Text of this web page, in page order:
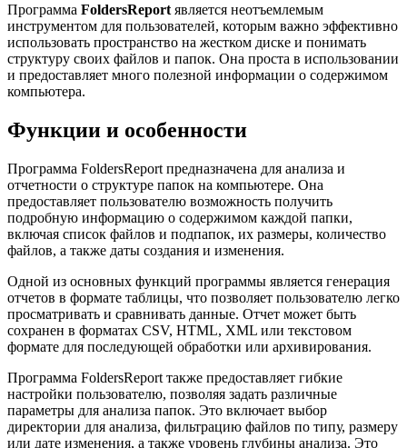
Программа FoldersReport является неотъемлемым
инструментом для пользователей, которым важно эффективно
использовать пространство на жестком диске и понимать
структуру своих файлов и папок. Она проста в использовании
и предоставляет много полезной информации о содержимом
компьютера.
Функции и особенности
Программа FoldersReport предназначена для анализа и
отчетности о структуре папок на компьютере. Она
предоставляет пользователю возможность получить
подробную информацию о содержимом каждой папки,
включая список файлов и подпапок, их размеры, количество
файлов, а также даты создания и изменения.
Одной из основных функций программы является генерация
отчетов в формате таблицы, что позволяет пользователю легко
просматривать и сравнивать данные. Отчет может быть
сохранен в форматах CSV, HTML, XML или текстовом
формате для последующей обработки или архивирования.
Программа FoldersReport также предоставляет гибкие
настройки пользователю, позволяя задать различные
параметры для анализа папок. Это включает выбор
директории для анализа, фильтрацию файлов по типу, размеру
или дате изменения, а также уровень глубины анализа. Это